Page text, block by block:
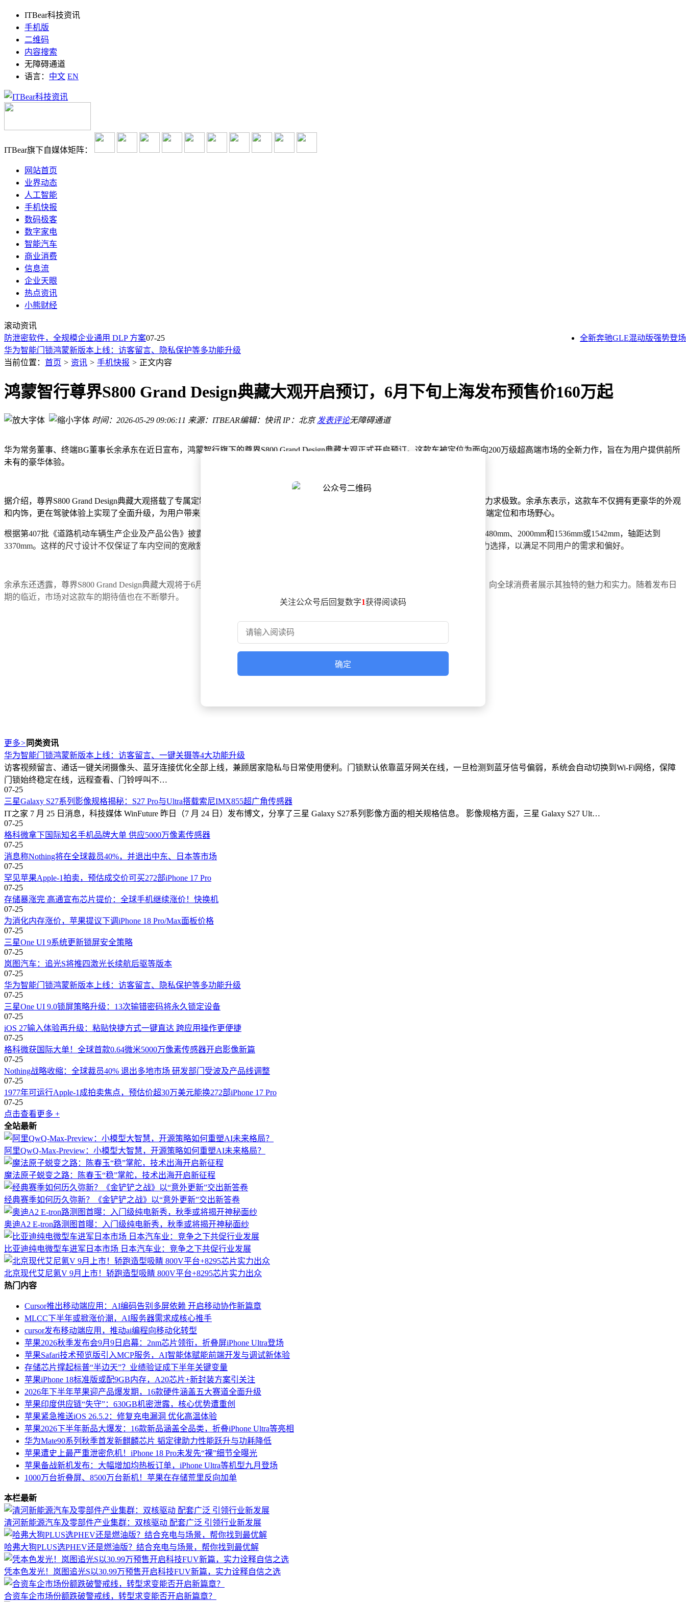
ITBear科技资讯
手机版
二维码
内容搜索
无障碍通道
语言： 中文 EN
ITBear旗下自媒体矩阵：
网站首页
业界动态
人工智能
手机快报
数码极客
数字家电
智能汽车
商业消费
信息流
企业天眼
热点资讯
小熊财经
滚动资讯
密软件，全规模企业通用 DLP 方案07-25 全新奔驰GLE混动版强势登场
三星One UI 9系统更新锁屏安全策略
岚图汽车：追光S将推四激光长续航后驱等版本
华为智能门锁鸿蒙新版本上线：访客留言、隐私保护等多功能升级
三星One UI 9.0锁屏策略升级：13次输错密码将永久锁定设备
格科微获国际大单！全球首款0.64微米5000万像素传感器开启影像新篇
Nothing战略收缩：全球裁员40% 退出多地市场 研发部门受波及产品线调整
1977年可运行Apple-1成拍卖焦点，预估价超30万美元能换272部iPhone 17 Pro
苹果因Siri AI延期被诉，2.5亿美元和解获批，美用户最高可获643元补偿
三星One UI 9系统更新锁屏安全策略
当前位置： 首页 > 资讯 > 手机快报 > 正文内容
鸿蒙智行尊界S800 Grand Design典藏大观开启预订，6月下旬上海发布预售价160万起
时间：2026-05-29 09:06:11 来源：ITBEAR编辑：快讯 IP：北京 发表评论无障碍通道
华为常务董事、终端BG董事长余承东在近日宣布，鸿蒙智行旗下的尊界S800 Grand Design典藏大观正式开启预订。这款车被定位为面向200万级超高端市场的全新力作，旨在为用户提供前所
未有的豪华体验。
据介绍，尊界S800 Grand Design典藏大观搭载了专属定制的全新一代途灵龙行平台，并采用至臻精湛的细木镶嵌工艺，从设计到制造都力求极致。余承东表示，这款车不仅拥有更豪华的外观
和内饰，更在驾驶体验上实现了全面升级，为用户带来更从容、更尊享的超高端旗舰感受。预售价区间为160万至200万元，显示出其高端定位和市场野心。
根据第407批《道路机动车辆生产企业及产品公告》披露的信息，尊界S800 Grand Design典藏大观的车身尺寸相当可观，长宽高分别为5480mm、2000mm和1536mm或1542mm，轴距达到
3370mm。这样的尺寸设计不仅保证了车内空间的宽敞舒适，也进一步提升了车辆的稳定性和行驶质感。该车还提供纯电和增程两种动力选择，以满足不同用户的需求和偏好。
余承东还透露，尊界S800 Grand Design典藏大观将于6月下旬在上海正式发布。届时，这款备受瞩目的超高端旗舰车型将揭开神秘面纱，向全球消费者展示其独特的魅力和实力。随着发布日
期的临近，市场对这款车的期待值也在不断攀升。
关注公众号后回复数字1获得阅读码
确定
更多> 同类资讯
华为智能门锁鸿蒙新版本上线：访客留言、一键关摄等4大功能升级
访客视频留言、通话一键关闭摄像头、蓝牙连接优化全部上线，兼顾居家隐私与日常使用便利。门锁默认依靠蓝牙网关在线，一旦检测到蓝牙信号偏弱，系统会自动切换到Wi-Fi网络，保障
门锁始终稳定在线，远程查看、门铃呼叫不…
07-25
三星Galaxy S27系列影像规格揭秘：S27 Pro与Ultra搭载索尼IMX855超广角传感器
IT之家 7 月 25 日消息，科技媒体 WinFuture 昨日（7 月 24 日）发布博文，分享了三星 Galaxy S27系列影像方面的相关规格信息。 影像规格方面，三星 Galaxy S27 Ult…
07-25
格科微拿下国际知名手机品牌大单 供应5000万像素传感器
07-25
消息称Nothing将在全球裁员40%，并退出中东、日本等市场
07-25
罕见苹果Apple-1拍卖，预估成交价可买272部iPhone 17 Pro
07-25
存储暴涨完 高通宣布芯片提价：全球手机继续涨价！快换机
07-25
为消化内存涨价，苹果提议下调iPhone 18 Pro/Max面板价格
07-25
三星One UI 9系统更新锁屏安全策略
07-25
岚图汽车：追光S将推四激光长续航后驱等版本
07-25
华为智能门锁鸿蒙新版本上线：访客留言、隐私保护等多功能升级
07-25
三星One UI 9.0锁屏策略升级：13次输错密码将永久锁定设备
07-25
iOS 27输入体验再升级：粘贴快捷方式一键直达 跨应用操作更便捷
07-25
格科微获国际大单！全球首款0.64微米5000万像素传感器开启影像新篇
07-25
Nothing战略收缩：全球裁员40% 退出多地市场 研发部门受波及产品线调整
07-25
1977年可运行Apple-1成拍卖焦点，预估价超30万美元能换272部iPhone 17 Pro
07-25
点击查看更多 +
全站最新
阿里QwQ-Max-Preview：小模型大智慧，开源策略如何重塑AI未来格局？
魔法原子蜕变之路：陈春玉“稳”掌舵，技术出海开启新征程
经典赛季如何历久弥新？《金铲铲之战》以“意外更新”交出新答卷
奥迪A2 E-tron路测图首曝：入门级纯电新秀，秋季或将揭开神秘面纱
比亚迪纯电微型车进军日本市场 日本汽车业：竞争之下共促行业发展
北京现代艾尼氪V 9月上市！轿跑造型吸睛 800V平台+8295芯片实力出众
热门内容
Cursor推出移动端应用：AI编码告别多屏依赖 开启移动协作新篇章
MLCC下半年或掀涨价潮，AI服务器需求成核心推手
cursor发布移动端应用，推动ai编程向移动化转型
苹果2026秋季发布会9月9日启幕：2nm芯片领衔，折叠屏iPhone Ultra登场
苹果Safari技术预览版引入MCP服务，AI智能体赋能前端开发与调试新体验
存储芯片撑起标普“半边天”？业绩验证成下半年关键变量
苹果iPhone 18标准版或配9GB内存，A20芯片+新封装方案引关注
2026年下半年苹果迎产品爆发期，16款硬件涵盖五大赛道全面升级
苹果印度供应链“失守”：630GB机密泄露，核心优势遭重创
苹果紧急推送iOS 26.5.2：修复充电漏洞 优化高温体验
苹果2026下半年新品大爆发：16款新品涵盖全品类，折叠iPhone Ultra等亮相
华为Mate90系列秋季首发新麒麟芯片 韬定律助力性能跃升与功耗降低
苹果遭史上最严重泄密危机！iPhone 18 Pro未发先“裸”细节全曝光
苹果备战新机发布：大幅增加均热板订单，iPhone Ultra等机型九月登场
1000万台折叠屏、8500万台新机！苹果在存储荒里反向加单
本栏最新
清河新能源汽车及零部件产业集群：双核驱动 配套广泛 引领行业新发展
哈弗大狗PLUS选PHEV还是燃油版？结合充电与场景，帮你找到最优解
凭本色发光！岚图追光S以30.99万预售开启科技FUV新篇，实力诠释自信之选
合资车企市场份额跌破警戒线，转型求变能否开启新篇章？